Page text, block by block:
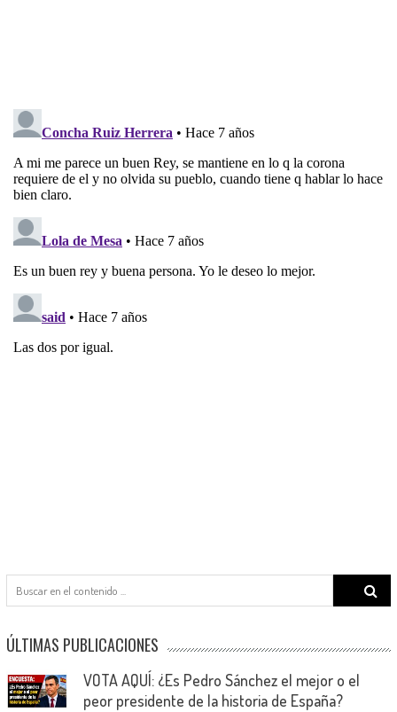
Search
for:
ÚLTIMAS PUBLICACIONES
VOTA AQUÍ: ¿Es Pedro Sánchez el mejor o el
peor presidente de la historia de España?